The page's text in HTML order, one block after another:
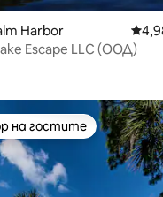
Harbor
Escape LLC (ООД)
избор на
на гостите